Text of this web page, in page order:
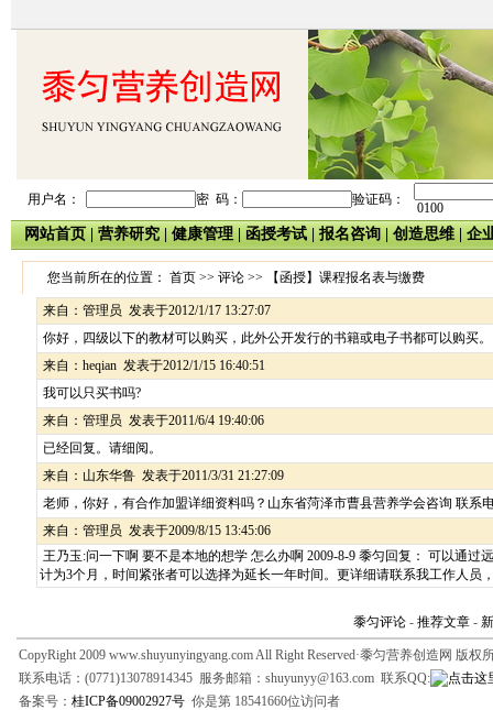
用户名： 密 码： 验证码：
0100
网站首页 营养研究 健康管理 函授考试 报名咨询 创造思维| 企
您当前所在的位置： 首页 >> 评论 >> 【函授】课程报名表与缴费
来自： 管理员 发表于2012/1/17 13:27:07
你好，四级以下的教材可以购买，此外公开发行的书籍或电子书都可以购买。
来自： heqian发表于2012/1/15 16:40:51
我可以只买书吗?
来自： 管理员 发表于2011/6/4 19:40:06
已经回复。请细阅。
来自： 山东华鲁发表于2011/3/31 21:27:09
老师，你好，有合作加盟详细资料吗？山东省菏泽市曹县营养学会咨询 联系电
来自： 管理员 发表于2009/8/15 13:45:06
王乃玉:问一下啊 要不是本地的想学 怎么办啊 2009-8-9 黍匀回复： 可以通
计为3个月，时间紧张者可以选择为延长一年时间。更详细请联系我工作人员，
黍匀评论 - 推荐文章 -
CopyRight 2009 www.shuyunyingyang.com All Right Reserved·黍匀营养创造网 版权
联系电话：(0771)13078914345 服务邮箱：shuyunyy@163.com 联系QQ:
备案号： 桂ICP备09002927号 你是第 18541660位访问者